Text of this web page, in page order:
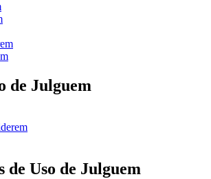
de Julguem
de Uso de Julguem